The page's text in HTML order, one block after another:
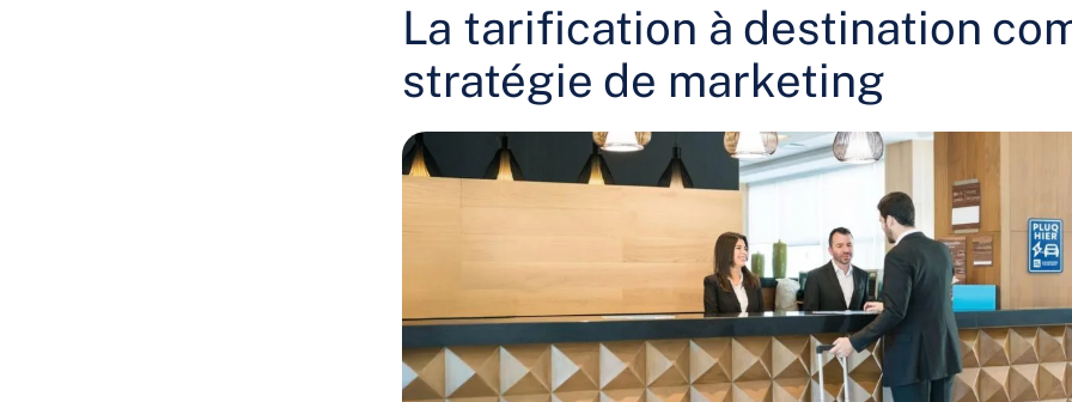
La tarification à destination
stratégie de marketing